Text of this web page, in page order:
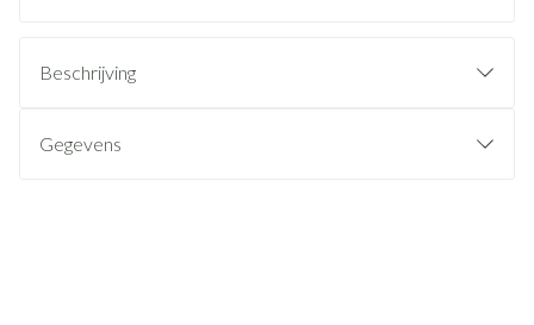
Beschrijving
Gegevens